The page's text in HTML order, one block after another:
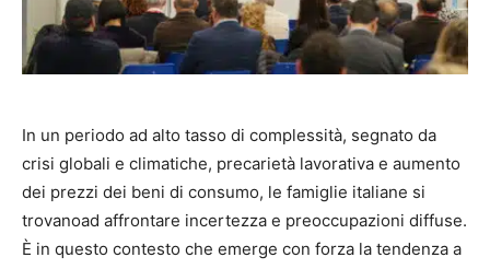
In un periodo ad alto tasso di complessità, segnato da
crisi globali e climatiche, precarietà lavorativa e aumento
dei prezzi dei beni di consumo, le famiglie italiane si
trovanoad affrontare incertezza e preoccupazioni diffuse.
È in questo contesto che emerge con forza la tendenza a